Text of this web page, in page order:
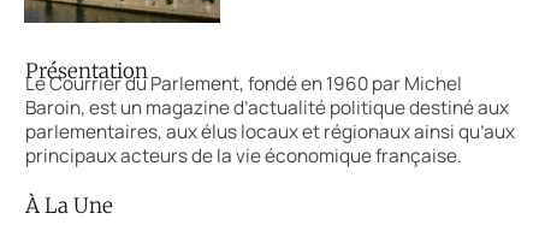
Présentation
Le Courrier du Parlement, fondé en 1960 par Michel
Baroin, est un magazine d’actualité politique destiné aux
parlementaires, aux élus locaux et régionaux ainsi qu’aux
principaux acteurs de la vie économique française.
À La Une